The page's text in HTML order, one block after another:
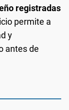
registradas
permite a
y
antes de